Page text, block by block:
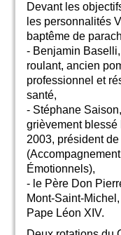
Devant les
les personnalités
baptême de
- Benjamin
roulant, ancien
professionnel et
santé,
- Stéphane
grièvement blessé
2003, président
Émotionnels),
- le Père Don
Mont-Saint-
Pape Léon XIV.